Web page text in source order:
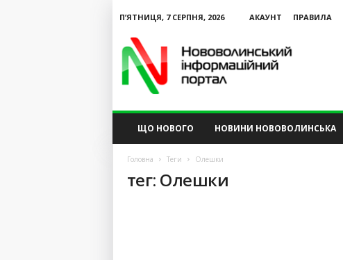
П’ЯТНИЦЯ, 7 СЕРПНЯ, 2026 АКАУНТ ПРАВИЛА
ЩО НОВОГО НОВИНИ НОВОВОЛИНСЬКА
Головна Теги Олешки
тег: Олешки